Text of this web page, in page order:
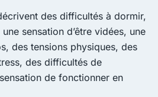
des difficultés à dormir,
sensation d’être vidées, une
des tensions physiques, des
des difficultés de
de fonctionner en